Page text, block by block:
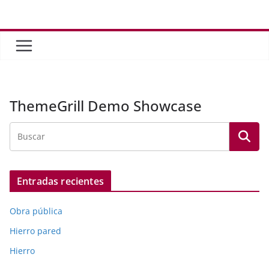
contenido
ThemeGrill Demo Showcase
Entradas recientes
Obra pública
Hierro pared
Hierro